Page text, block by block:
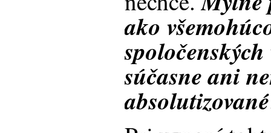
ako
súčasne ani
absolutizované